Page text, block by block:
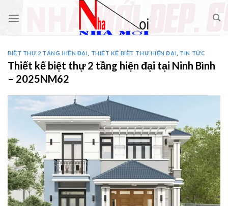
BIỆT THỰ 2 TẦNG HIỆN ĐẠI THIẾT KẾ BIỆT THỰ HIỆN ĐẠI TIN TỨC
Thiết kế biệt thự 2 tầng hiện đại tại Ninh Bình
– 2025NM62